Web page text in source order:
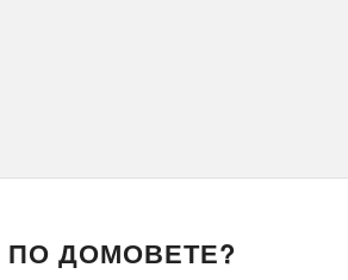
ПО ДОМОВЕТЕ?